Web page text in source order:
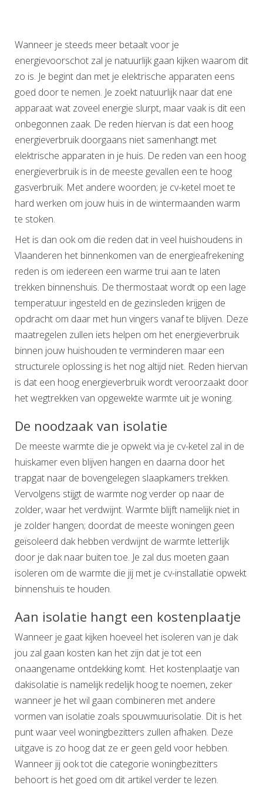
Wanneer je steeds meer betaalt voor je
energievoorschot zal je natuurlijk gaan kijken waarom dit
zo is. Je begint dan met je elektrische apparaten eens
goed door te nemen. Je zoekt natuurlijk naar dat ene
apparaat wat zoveel energie slurpt, maar vaak is dit een
onbegonnen zaak. De reden hiervan is dat een hoog
energieverbruik doorgaans niet samenhangt met
elektrische apparaten in je huis. De reden van een hoog
energieverbruik is in de meeste gevallen een te hoog
gasverbruik. Met andere woorden; je cv-ketel moet te
hard werken om jouw huis in de wintermaanden warm
te stoken.
Het is dan ook om die reden dat in veel huishoudens in
Vlaanderen het binnenkomen van de energieafrekening
reden is om iedereen een warme trui aan te laten
trekken binnenshuis. De thermostaat wordt op een lage
temperatuur ingesteld en de gezinsleden krijgen de
opdracht om daar met hun vingers vanaf te blijven. Deze
maatregelen zullen iets helpen om het energieverbruik
binnen jouw huishouden te verminderen maar een
structurele oplossing is het nog altijd niet. Reden hiervan
is dat een hoog energieverbruik wordt veroorzaakt door
het wegtrekken van opgewekte warmte uit je woning.
De noodzaak van isolatie
De meeste warmte die je opwekt via je cv-ketel zal in de
huiskamer even blijven hangen en daarna door het
trapgat naar de bovengelegen slaapkamers trekken.
Vervolgens stijgt de warmte nog verder op naar de
zolder, waar het verdwijnt. Warmte blijft namelijk niet in
je zolder hangen; doordat de meeste woningen geen
geïsoleerd dak hebben verdwijnt de warmte letterlijk
door je dak naar buiten toe. Je zal dus moeten gaan
isoleren om de warmte die jij met je cv-installatie opwekt
binnenshuis te houden.
Aan isolatie hangt een kostenplaatje
Wanneer je gaat kijken hoeveel het isoleren van je dak
jou zal gaan kosten kan het zijn dat je tot een
onaangename ontdekking komt. Het kostenplaatje van
dakisolatie is namelijk redelijk hoog te noemen, zeker
wanneer je het wil gaan combineren met andere
vormen van isolatie zoals spouwmuurisolatie. Dit is het
punt waar veel woningbezitters zullen afhaken. Deze
uitgave is zo hoog dat ze er geen geld voor hebben.
Wanneer jij ook tot die categorie woningbezitters
behoort is het goed om dit artikel verder te lezen.